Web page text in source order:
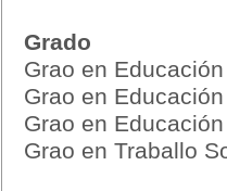
Grado
Grao en
Grao en
Grao en
Grao en Traballo